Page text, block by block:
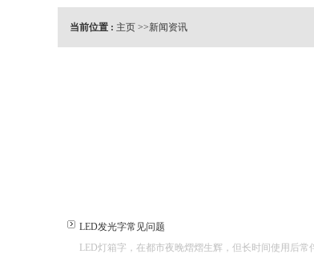
当前位置 : 主页 >>新闻资讯
LED发光字常见问题
LED灯箱字，在都市夜晚熠熠生辉，但长时间使用后